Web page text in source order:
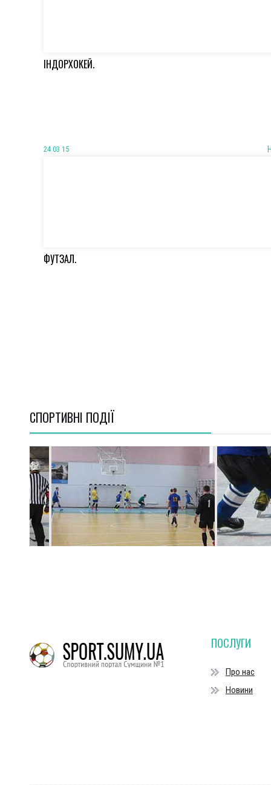
ІНДОРХОКЕЙ.
24 03 15
ФУТЗАЛ.
СПОРТИВНI ПОДІЇ
ПОСЛУГИ
Про нас
Новини